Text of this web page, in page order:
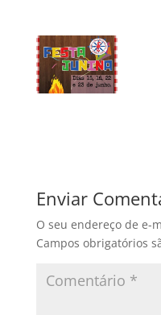
Enviar
O seu endereço de e-
Campos obrigatórios